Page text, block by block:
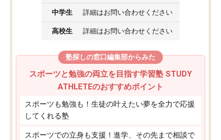
中学生 詳細はお問い合わせください
高校生 詳細はお問い合わせください
塾探しの窓口編集部からみた
スポーツと勉強の両立を目指す学習塾 STUDY
ATHLETEのおすすめポイント
スポーツも勉強も！生徒の叶えたい夢を全力で応援
してくれる塾
スポーツでの立身も支援！進学、その先まで相談で